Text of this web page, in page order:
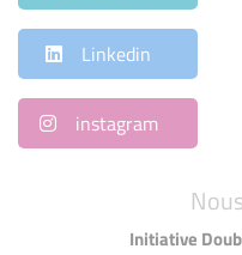
Initiative
Linkedin
instagram